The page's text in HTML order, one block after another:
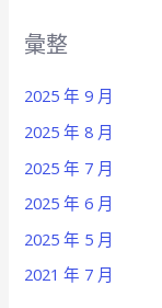
彙整
2025 年 9 月
2025 年 8 月
2025 年 7 月
2025 年 6 月
2025 年 5 月
2021 年 7 月